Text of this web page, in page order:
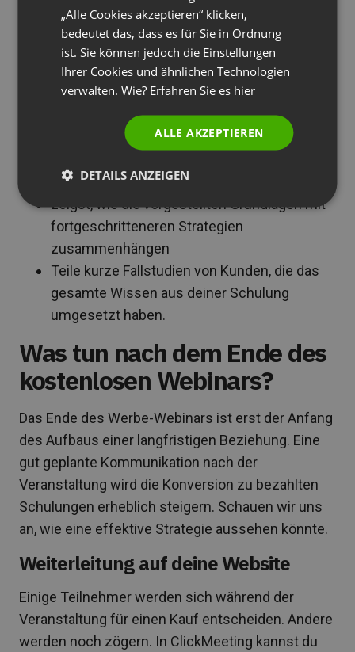
Vermittle während des Webinars systematisch
die Überzeugung, dass die kostenpflichtige
Schulung eine natürliche Fortsetzung des
Entwicklungspfads ist, den du gerade begonnen
auf fortgeschrittenere Techniken verweist,
ausführlich besprichst
zeigst, wie die vorgestellten Grundlagen mit
fortgeschritteneren Strategien
zusammenhängen
Teile kurze Fallstudien von Kunden, die das
gesamte Wissen aus deiner Schulung
umgesetzt haben.
Was tun nach dem Ende des
kostenlosen Webinars?
Das Ende des Werbe-Webinars ist erst der Anfang
des Aufbaus einer langfristigen Beziehung. Eine
gut geplante Kommunikation nach der
Veranstaltung wird die Konversion zu bezahlten
Schulungen erheblich steigern. Schauen wir uns
an, wie eine effektive Strategie aussehen könnte.
Weiterleitung auf deine Website
Einige Teilnehmer werden sich während der
Veranstaltung für einen Kauf entscheiden. Andere
werden noch zögern. In ClickMeeting kannst du
ITALIAN
„Alle Cookies akzeptieren“ klicken,
bedeutet das, dass es für Sie in Ordnung
ist. Sie können jedoch die Einstellungen
Ihrer Cookies und ähnlichen Technologien
verwalten. Wie? Erfahren Sie es hier
ALLE AKZEPTIEREN
DETAILS ANZEIGEN